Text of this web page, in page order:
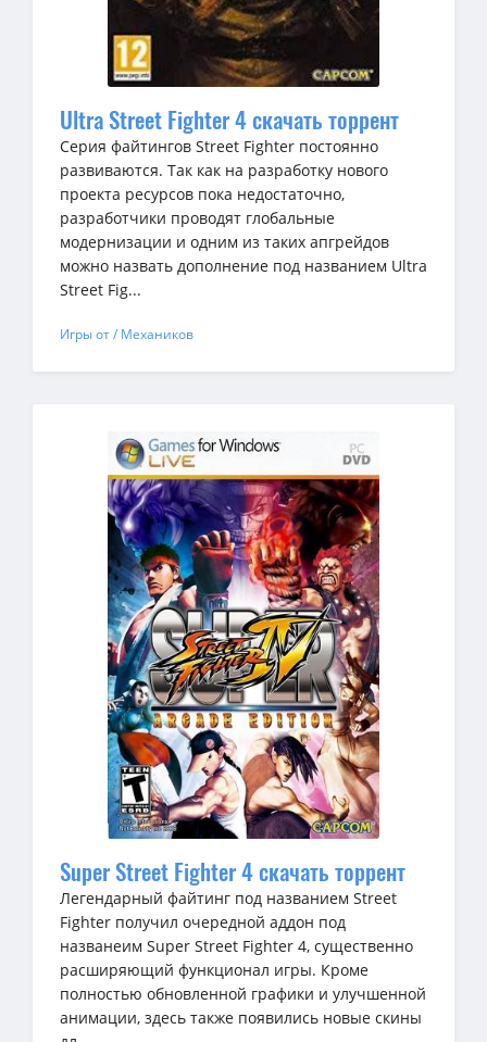
Ultra Street Fighter 4 скачать торрент
Серия файтингов Street Fighter постоянно
развиваются. Так как на разработку нового
проекта ресурсов пока недостаточно,
разработчики проводят глобальные
модернизации и одним из таких апгрейдов
можно назвать дополнение под названием Ultra
Street Fig...
Игры от / Механиков
Super Street Fighter 4 скачать торрент
Легендарный файтинг под названием Street
Fighter получил очередной аддон под
названеим Super Street Fighter 4, существенно
расширяющий функционал игры. Кроме
полностью обновленной графики и улучшенной
анимации, здесь также появились новые скины